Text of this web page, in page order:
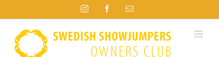
InstagramFacebook
E-